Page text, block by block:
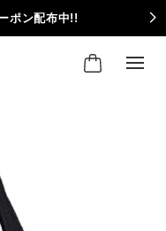
ポン配布中!!